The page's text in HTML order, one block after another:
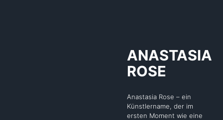
ANASTASIA
ROSE
Anastasia Rose – ein
Künstlername, der im
ersten Moment wie eine